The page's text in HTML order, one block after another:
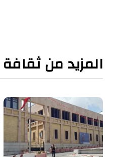
المزيد من ثقافة